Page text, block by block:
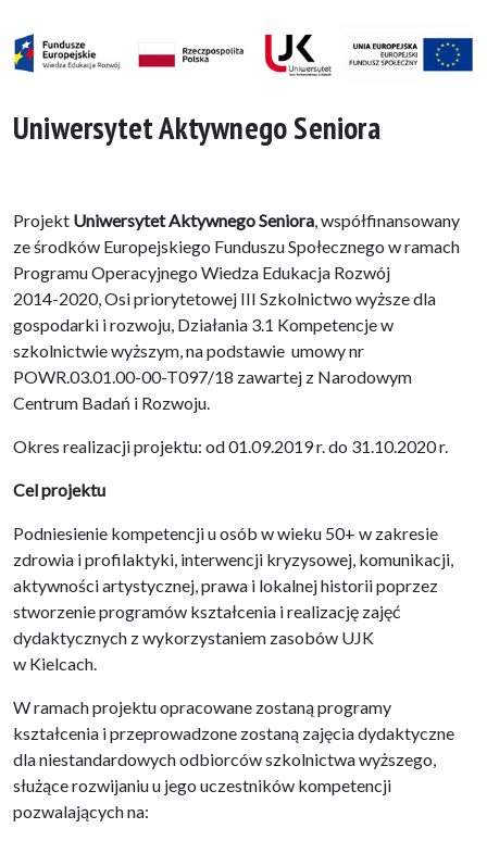
Uniwersytet Aktywnego Seniora
Projekt Uniwersytet Aktywnego Seniora , współfinansowany
ze środków Europejskiego Funduszu Społecznego w ramach
Programu Operacyjnego Wiedza Edukacja Rozwój
2014-2020, Osi priorytetowej III Szkolnictwo wyższe dla
gospodarki i rozwoju, Działania 3.1 Kompetencje w
szkolnictwie wyższym, na podstawie umowy nr
POWR.03.01.00-00-T097/18 zawartej z Narodowym
Centrum Badań i Rozwoju.
Okres realizacji projektu: od 01.09.2019 r. do 31.10.2020 r.
Cel projektu
Podniesienie kompetencji u osób w wieku 50+ w zakresie
zdrowia i profilaktyki, interwencji kryzysowej, komunikacji,
aktywności artystycznej, prawa i lokalnej historii poprzez
stworzenie programów kształcenia i realizację zajęć
dydaktycznych z wykorzystaniem zasobów UJK
w Kielcach.
W ramach projektu opracowane zostaną programy
kształcenia i przeprowadzone zostaną zajęcia dydaktyczne
dla niestandardowych odbiorców szkolnictwa wyższego,
służące rozwijaniu u jego uczestników kompetencji
pozwalających na: